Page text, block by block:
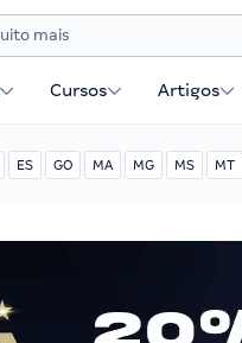
Cursos Artigos
ES GO MA MG MS MT